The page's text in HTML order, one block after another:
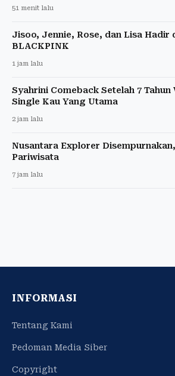
51 menit lalu
Jisoo, Jennie, Rose, dan Lisa Hadir
BLACKPINK
1 jam lalu
Syahrini Comeback Setelah 7 Tahun
Single Kau Yang Utama
2 jam lalu
Nusantara Explorer
Pariwisata
7 jam lalu
INFORMASI
Tentang Kami
Pedoman Media Siber
Copyright